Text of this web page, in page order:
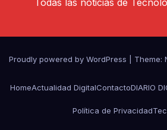
Todas las noticias de
Proudly powered by WordPress Theme:
HomeActualidad DigitalContactoDIARIO
Política de Privacidad